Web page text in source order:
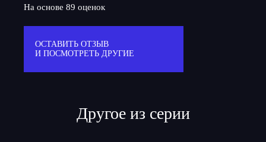
На основе 89 оценок
ОСТАВИТЬ ОТЗЫВ
И ПОСМОТРЕТЬ ДРУГИЕ
Другое из серии